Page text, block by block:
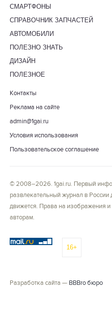
СМАРТФОНЫ
СПРАВОЧНИК ЗАПЧАСТЕЙ
АВТОМОБИЛИ
ПОЛЕЗНО ЗНАТЬ
ДИЗАЙН
ПОЛЕЗНОЕ
Контакты
Реклама на сайте
admin@1gai.ru
Условия использования
Пользовательское соглашение
© 2008–2026. 1gai.ru. Первый
развлекательный журнал в России
движется. Права на изображения
авторам.
16+
Разработка сайта — BBBro бюро